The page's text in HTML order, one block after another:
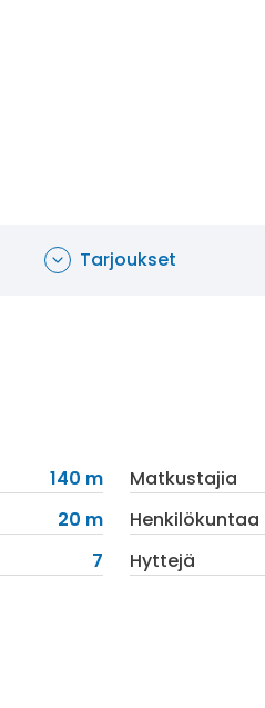
Tarjoukset
140 m
20 m
7
Matkustajia
Henkilökuntaa
Hyttejä